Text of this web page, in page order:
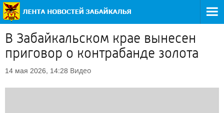
В Забайкальском крае вынесен
приговор о контрабанде золота
14 мая 2026, 14:28 Видео